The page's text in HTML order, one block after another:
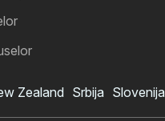
Zealand Srbija Slovenija